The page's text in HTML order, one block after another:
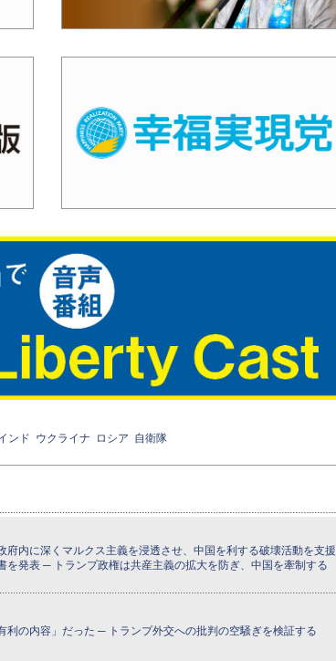
ンド ウクライナ ロシア 自衛隊
府内に深くマルクス主義を浸透させ、中国を利する破壊活動を支援
を発表 ─ トランプ政権は共産主義の拡大を防ぎ、中国を牽制する
利の内容」だった ─ トランプ外交への批判の空騒ぎを検証する